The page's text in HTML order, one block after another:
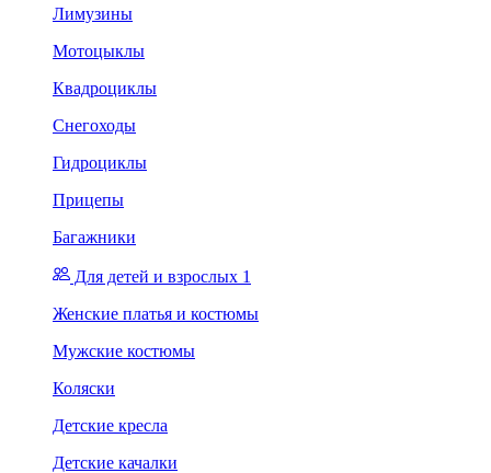
Лимузины
Мотоцыклы
Квадроциклы
Снегоходы
Гидроциклы
Прицепы
Багажники
Для детей и взрослых 1
Женские платья и костюмы
Мужские костюмы
Коляски
Детские кресла
Детские качалки